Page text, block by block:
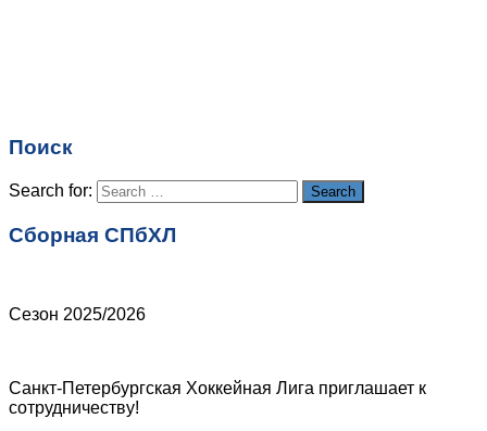
Поиск
Search for: Search
Сборная СПбХЛ
Сезон 2025/2026
Санкт-Петербургская Хоккейная Лига приглашает к
сотрудничеству!